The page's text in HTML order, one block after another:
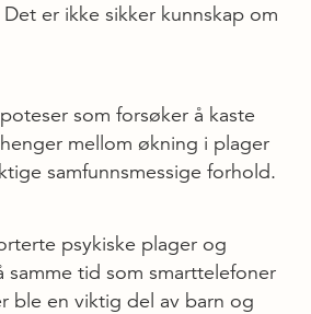
er ikke sikker kunnskap om
som forsøker å kaste
mellom økning i plager
samfunnsmessige forhold.
psykiske plager og
samme tid som smarttelefoner
ble en viktig del av barn og